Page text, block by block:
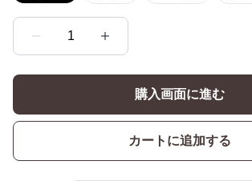
1
購入画面に進む
カートに追加する